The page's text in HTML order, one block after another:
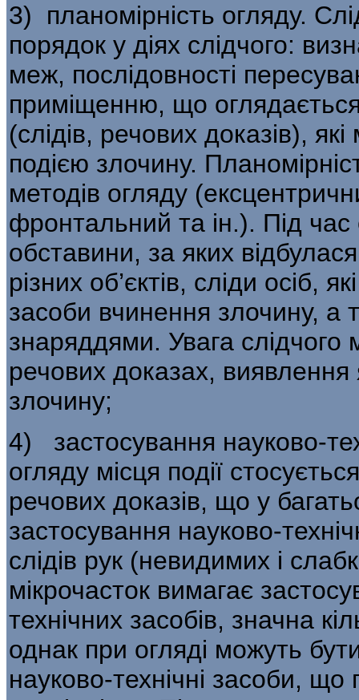
3) планомірність огляду.
порядок у діях слідчого:
меж, послідовності
приміщенню, що
(слідів, речових доказів),
подією злочину.
методів огляду
фронтальний та ін.). Під час
обставини, за яких
різних об’єктів, сліди осіб,
засоби вчинення злочину, а
знаряддями. Увага слідчого
речових доказах, виявлення
злочину;
4) застосування науково-
огляду місця події
речових доказів, що у
застосування науково-
слідів рук (невидимих і
мікрочасток вимагає
технічних засобів, значна
однак при огляді можуть
науково-технічні засоби,